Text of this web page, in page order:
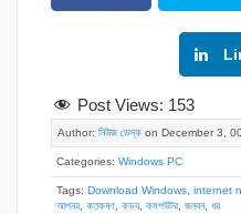
Post Views: 153
Author: নিউজ ডেস্ক on December 3,
Categories: Windows PC
Tags: Download Windows internet
আপনর কতকষণ কভব কমপউটর জনবন, ধর